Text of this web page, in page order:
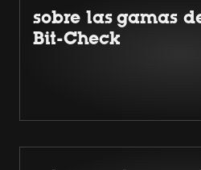
sobre las gamas
Bit-Check